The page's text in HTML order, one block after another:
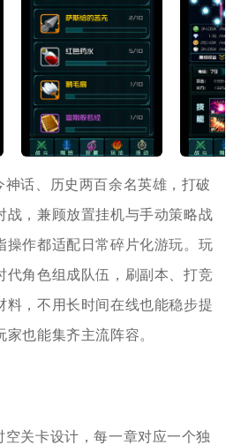
神话、历史两百余名英雄，打破
战，兼顾放置挂机与手动策略战
操作都适配日常碎片化游玩。玩
代角色组成队伍，刷副本、打竞
料，不用长时间在线也能稳步提
也能集齐主流阵容。
空关卡设计，每一章对应一个独